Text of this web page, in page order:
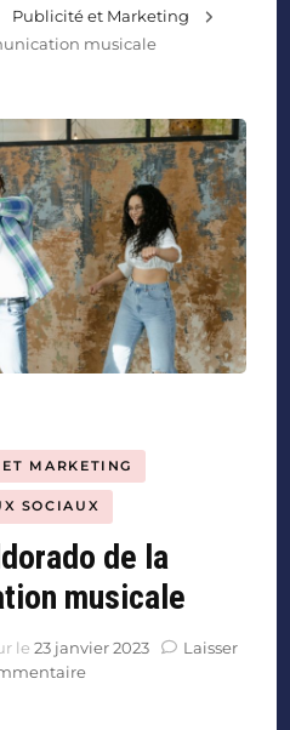
Publicité et Marketing
musicale
MARKETING
SOCIAUX
de la
musicale
le 23 janvier 2023
Laisser